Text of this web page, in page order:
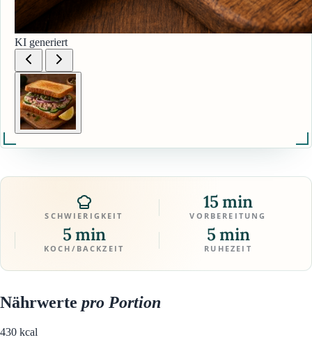
KI generiert
SCHWIERIGKEIT
15 min
VORBEREITUNG
5 min
KOCH/BACKZEIT
5 min
RUHEZEIT
Nährwerte pro Portion
430 kcal